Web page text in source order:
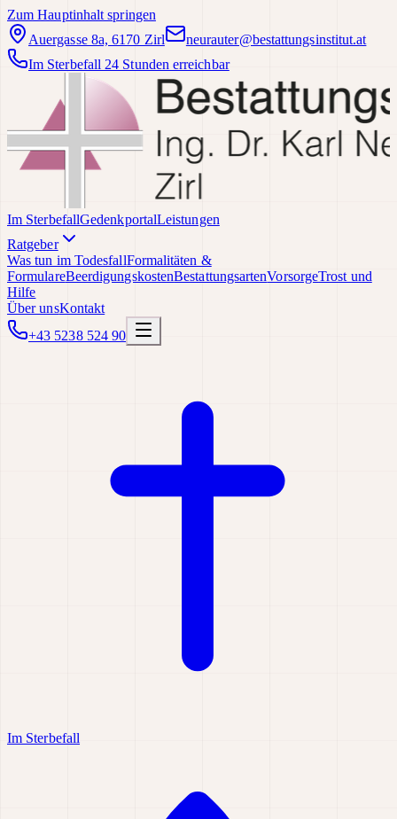
Zum Hauptinhalt springen
Auergasse 8a, 6170 Zirl
neurauter@bestattungsinstitut.at
Im Sterbefall 24 Stunden erreichbar
Im SterbefallGedenkportalLeistungen
Ratgeber
Was tun im TodesfallFormalitäten &
FormulareBeerdigungskostenBestattungsartenVorsorgeTrost und
Hilfe
Über unsKontakt
+43 5238 524 90
Im Sterbefall